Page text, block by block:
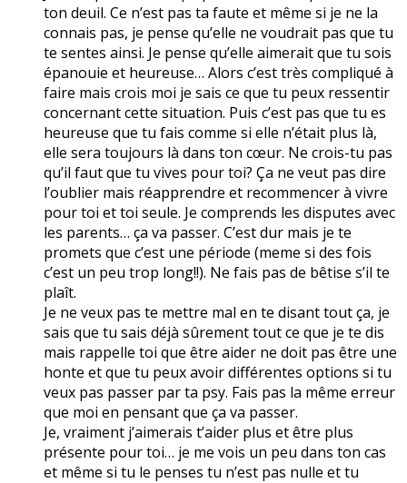
ton deuil. Ce n’est pas ta faute et même si je ne la
connais pas, je pense qu’elle ne voudrait pas que tu
te sentes ainsi. Je pense qu’elle aimerait que tu sois
épanouie et heureuse… Alors c’est très compliqué à
faire mais crois moi je sais ce que tu peux ressentir
concernant cette situation. Puis c’est pas que tu es
heureuse que tu fais comme si elle n’était plus là,
elle sera toujours là dans ton cœur. Ne crois-tu pas
qu’il faut que tu vives pour toi? Ça ne veut pas dire
l’oublier mais réapprendre et recommencer à vivre
pour toi et toi seule. Je comprends les disputes avec
les parents… ça va passer. C’est dur mais je te
promets que c’est une période (meme si des fois
c’est un peu trop long!!). Ne fais pas de bêtise s’il te
plaît.
Je ne veux pas te mettre mal en te disant tout ça, je
sais que tu sais déjà sûrement tout ce que je te dis
mais rappelle toi que être aider ne doit pas être une
honte et que tu peux avoir différentes options si tu
veux pas passer par ta psy. Fais pas la même erreur
que moi en pensant que ça va passer.
Je, vraiment j’aimerais t’aider plus et être plus
présente pour toi… je me vois un peu dans ton cas
et même si tu le penses tu n’est pas nulle et tu